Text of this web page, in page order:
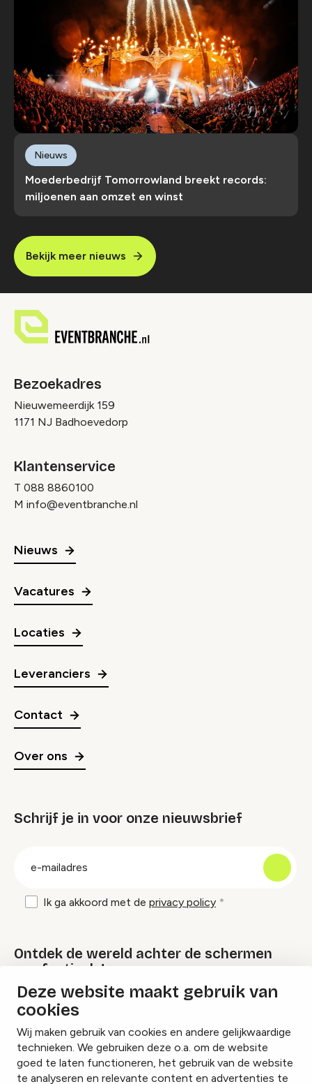
Deze website maakt gebruik van
cookies
Wij maken gebruik van cookies en andere gelijkwaardige
technieken. We gebruiken deze o.a. om de website
goed te laten functioneren, het gebruik van de website
te analyseren en relevante content en advertenties te
Moederbedrijf Tomorrowland breekt records:
miljoenen aan omzet en winst
Nieuws
Bekijk meer nieuws
Bezoekadres
Nieuwemeerdijk 159
1171 NJ Badhoevedorp
Klantenservice
T 088 8860100
M info@eventbranche.nl
Nieuws
Vacatures
Locaties
Leveranciers
Contact
Over ons
Schrijf je in voor onze nieuwsbrief
Ik ga akkoord met de privacy policy
Ontdek de wereld achter de schermen
van festivals!
Lees onze Festival Specials